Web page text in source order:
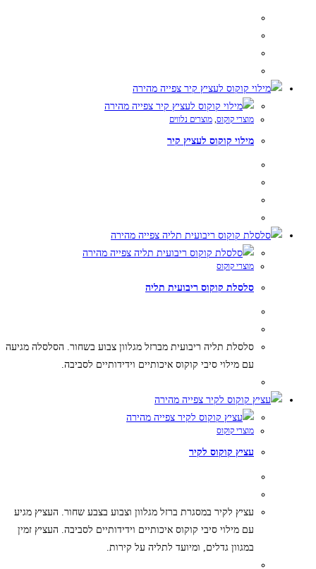
המוצר
זה
יש
מספר
סוגים.
בעמוד
המוצר
צפייה מהירה
צפייה מהירה
מוצרי קוקוס, מוצרים נלווים
מילוי קוקוס לעציץ קיר
זה
יש
מספר
סוגים.
את
האפשרויות
צפייה מהירה
צפייה מהירה
מוצרי קוקוס
סלסלת קוקוס ריבועית תליה
סלסלת תליה ריבועית מברזל מגלוון צבוע בשחור. הסלסלה מגיעה
עם מילוי סיבי קוקוס איכותיים וידידותיים לסביבה.
זה
יש
מספר
סוגים.
האפשרויות
צפייה מהירה
צפייה מהירה
מוצרי קוקוס
עציץ קוקוס לקיר
עציץ לקיר במסגרת ברזל מגלוון וצבוע בצבע שחור. העציץ מגיע
עם מילוי סיבי קוקוס איכותיים וידידותיים לסביבה. העציץ זמין
במגוון גדלים, ומיועד לתליה על קירות.